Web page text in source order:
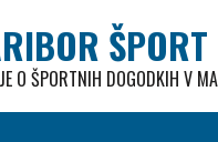
ŠPORT
O ŠPORTNIH DOGODKIH V